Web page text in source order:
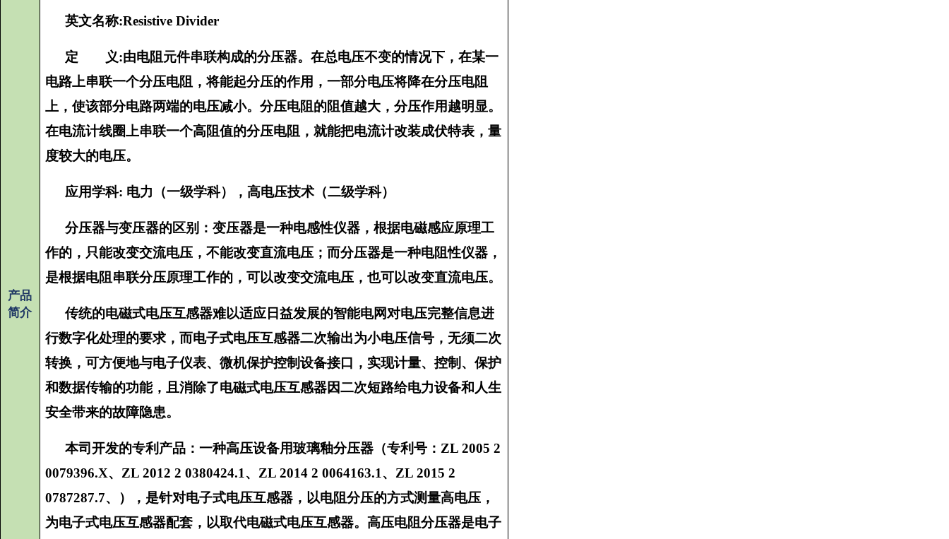
产品
简介
英文名称:ResistiveDivider
定 义:由电阻元件串联构成的分压器。在总电压不变的情况下，在某一
电路上串联一个分压电阻，将能起分压的作用，一部分电压将降在分压电阻
上，使该部分电路两端的电压减小。分压电阻的阻值越大，分压作用越明显。
在电流计线圈上串联一个高阻值的分压电阻，就能把电流计改装成伏特表，量
度较大的电压。
应用学科: 电力（一级学科），高电压技术（二级学科）
分压器与变压器的区别：变压器是一种电感性仪器，根据电磁感应原理工
作的，只能改变交流电压，不能改变直流电压；而分压器是一种电阻性仪器，
是根据电阻串联分压原理工作的，可以改变交流电压，也可以改变直流电压。
传统的电磁式电压互感器难以适应日益发展的智能电网对电压完整信息进
行数字化处理的要求，而电子式电压互感器二次输出为小电压信号，无须二次
转换，可方便地与电子仪表、微机保护控制设备接口，实现计量、控制、保护
和数据传输的功能，且消除了电磁式电压互感器因二次短路给电力设备和人生
安全带来的故障隐患。
本司开发的专利产品：一种高压设备用玻璃釉分压器（专利号：ZL 2005 2
0079396.X、ZL 2012 2 0380424.1、ZL 2014 2 0064163.1、ZL 2015 2
0787287.7、），是针对电子式电压互感器，以电阻分压的方式测量高电压，
为电子式电压互感器配套，以取代电磁式电压互感器。高压电阻分压器是电子